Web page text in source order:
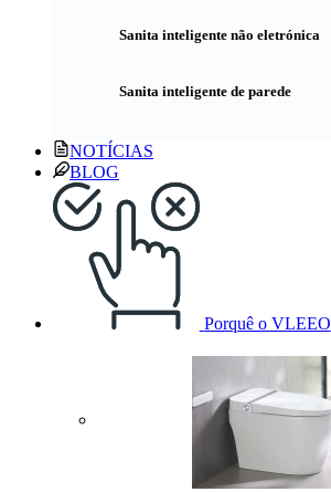
Sanita inteligente não eletrónica
Sanita inteligente de parede
NOTÍCIAS
BLOG
Porquê o VLEEO